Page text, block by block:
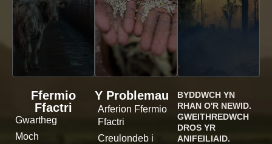
Ffermio
Ffactri
Gwartheg
Moch
Y Problemau
Arferion Ffermio
Ffactri
Creulondeb i
BYDDWCH YN
RHAN O'R NEWID.
GWEITHREDWCH
DROS YR
ANIFEILIAID.